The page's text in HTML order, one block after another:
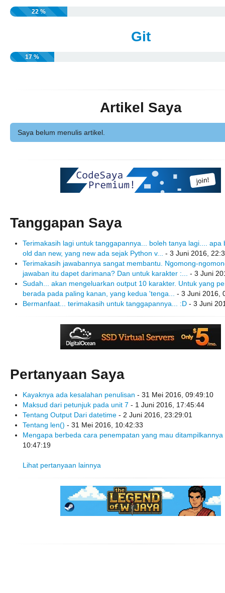
22 %
Git
17 %
Artikel Saya
Saya belum menulis artikel.
Tanggapan Saya
Terimakasih lagi untuk tanggapannya... boleh tanya lagi.... apa
old dan new, yang new ada sejak Python v... - 3 Juni 2016,
Terimakasih jawabannya sangat membantu. Ngomong-
jawaban itu dapet darimana? Dan untuk karakter :... - 3 Juni
Sudah... akan mengeluarkan output 10 karakter. Untuk yang
berada pada paling kanan, yang kedua 'tenga... - 3 Juni 2016,
Bermanfaat... terimakasih untuk tanggapannya... :D - 3 Juni
Pertanyaan Saya
Kayaknya ada kesalahan penulisan - 31 Mei 2016, 09:49:10
Maksud dari petunjuk pada unit 7 - 1 Juni 2016, 17:45:44
Tentang Output Dari datetime - 2 Juni 2016, 23:29:01
Tentang len() - 31 Mei 2016, 10:42:33
Mengapa berbeda cara penempatan yang mau ditampilkannya
10:47:19
Lihat pertanyaan lainnya